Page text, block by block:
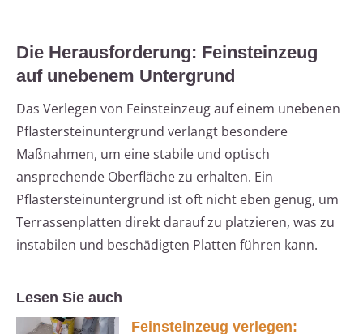
Die Herausforderung: Feinsteinzeug
auf unebenem Untergrund
Das Verlegen von Feinsteinzeug auf einem unebenen
Pflastersteinuntergrund verlangt besondere
Maßnahmen, um eine stabile und optisch
ansprechende Oberfläche zu erhalten. Ein
Pflastersteinuntergrund ist oft nicht eben genug, um
Terrassenplatten direkt darauf zu platzieren, was zu
instabilen und beschädigten Platten führen kann.
Lesen Sie auch
Feinsteinzeug verlegen: